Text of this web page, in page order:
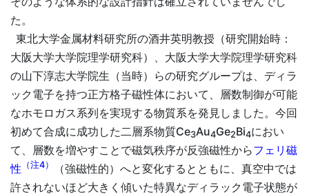
た。
東北大学金属材料研究所の酒井英明教授（研究開始時：
大阪大学大学院理学研究科）、大阪大学大学院理学研究科
の山下淳志大学院生（当時）らの研究グループは、ディラ
ック電子を持つ正方格子磁性体において、層数制御が可能
なホモロガス系列を実現する物質系を発見しました。今回
初めて合成に成功した二層系物質Ce3Au4Ge2Bi4におい
て、層数を増やすことで磁気秩序が反強磁性からフェリ磁
性 （注4）
（強磁性的）へと変化するとともに、真空中では
許されないほど大きく傾いた特異なディラック電子状態が